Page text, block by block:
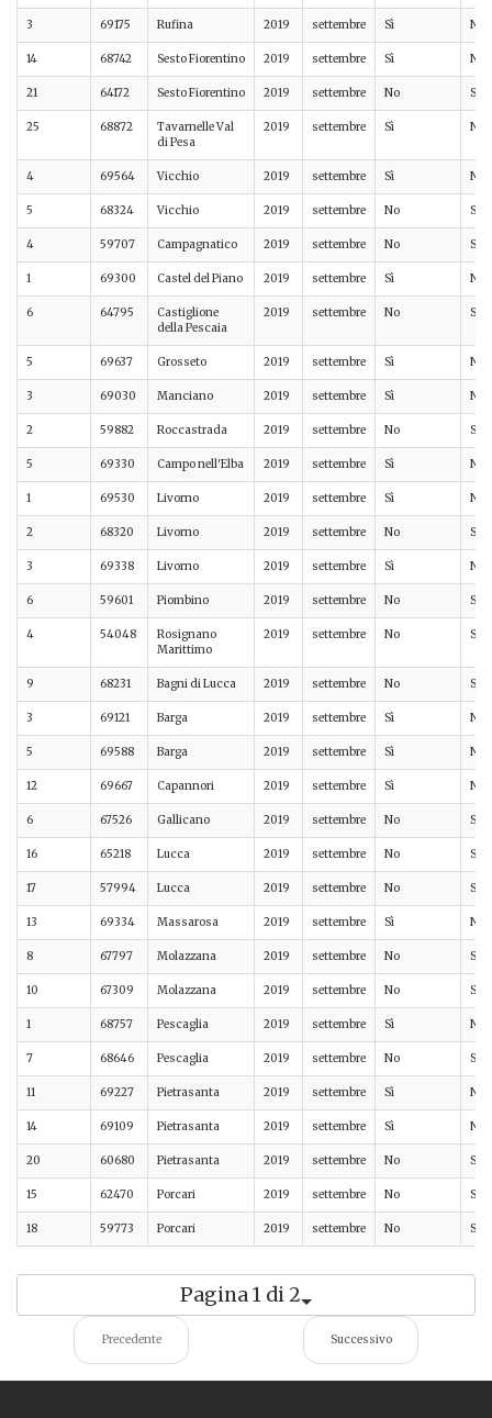
3 69175 Rufina 2019 settembre Sì No
14 68742 Sesto Fiorentino 2019 settembre Sì No
21 64172 Sesto Fiorentino 2019 settembre No Sì
25 68872
Tavarnelle Val
di Pesa
2019 settembre Sì No
4 69564 Vicchio 2019 settembre Sì No
5 68324 Vicchio 2019 settembre No Sì
4 59707 Campagnatico 2019 settembre No Sì
1 69300 Castel del Piano 2019 settembre Sì No
6 64795
Castiglione
della Pescaia
2019 settembre No Sì
5 69637 Grosseto 2019 settembre Sì No
3 69030 Manciano 2019 settembre Sì No
2 59882 Roccastrada 2019 settembre No Sì
5 69330 Campo nell'Elba 2019 settembre Sì No
1 69530 Livorno 2019 settembre Sì No
2 68320 Livorno 2019 settembre No Sì
3 69338 Livorno 2019 settembre Sì No
6 59601 Piombino 2019 settembre No Sì
4 54048
Rosignano
Marittimo
2019 settembre No Sì
9 68231 Bagni di Lucca 2019 settembre No Sì
3 69121 Barga 2019 settembre Sì No
5 69588 Barga 2019 settembre Sì No
12 69667 Capannori 2019 settembre Sì No
6 67526 Gallicano 2019 settembre No Sì
16 65218 Lucca 2019 settembre No Sì
17 57994 Lucca 2019 settembre No Sì
13 69334 Massarosa 2019 settembre Sì No
8 67797 Molazzana 2019 settembre No Sì
10 67309 Molazzana 2019 settembre No Sì
1 68757 Pescaglia 2019 settembre Sì No
7 68646 Pescaglia 2019 settembre No Sì
11 69227 Pietrasanta 2019 settembre Sì No
14 69109 Pietrasanta 2019 settembre Sì No
20 60680 Pietrasanta 2019 settembre No Sì
15 62470 Porcari 2019 settembre No Sì
18 59773 Porcari 2019 settembre No Sì
Pagina 1 di 2
Precedente Successivo